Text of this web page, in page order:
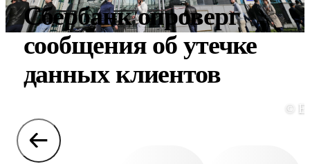
Сбербанк опроверг
сообщения об утечке
данных клиентов
©